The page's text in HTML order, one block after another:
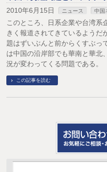
2010年6月15日 ニュース 中国
このところ、日系企業や台湾系
きく報道されてきているようだ
題はずいぶんと前からくすぶっ
は中国の沿岸部でも華南と華北
況が変わってくる問題である。
この記事を読む